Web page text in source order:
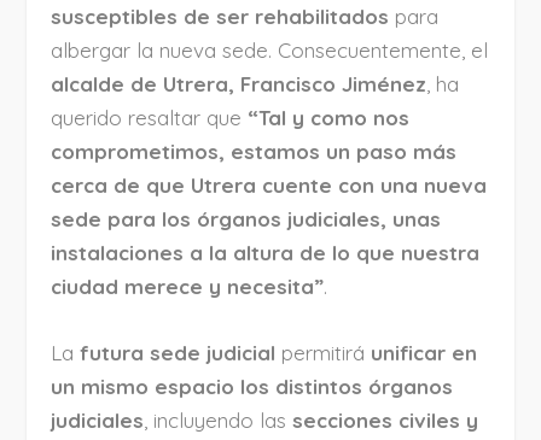
susceptibles de ser rehabilitados para
albergar la nueva sede. Consecuentemente, el
alcalde de Utrera, Francisco Jiménez , ha
querido resaltar que “Tal y como nos
comprometimos, estamos un paso más
cerca de que Utrera cuente con una nueva
sede para los órganos judiciales, unas
instalaciones a la altura de lo que nuestra
ciudad merece y necesita”.
Lafutura sede judicial permitirá unificar en
un mismo espacio los distintos órganos
judiciales , incluyendo lassecciones civiles y